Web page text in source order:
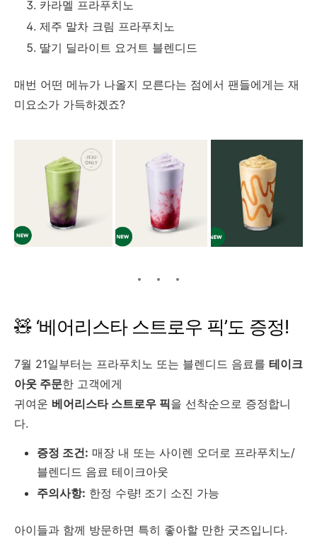
카라멜 프라푸치노
제주 말차 크림 프라푸치노
딸기 딜라이트 요거트 블렌디드
매번 어떤 메뉴가 나올지 모른다는 점에서 팬들에게는 재
미요소가 가득하겠죠?
🧸 ‘베어리스타 스트로우 픽’도 증정!
7월 21일부터는 프라푸치노 또는 블렌디드 음료를 테이크
아웃 주문한 고객에게
귀여운 베어리스타 스트로우 픽을 선착순으로 증정합니
다.
증정 조건: 매장 내 또는 사이렌 오더로 프라푸치노/
블렌디드 음료 테이크아웃
주의사항: 한정 수량! 조기 소진 가능
아이들과 함께 방문하면 특히 좋아할 만한 굿즈입니다.